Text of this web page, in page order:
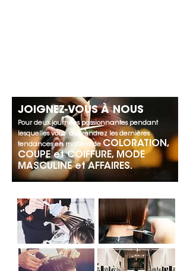
JOIGNEZ-VOUS À NOUS
Pour deux journées passionnantes pendant
lesquelles vous apprendrez les dernières
tendances en matière deCOLORATION,
COUPE et COIFFURE, MODE
MASCULINE et AFFAIRES.